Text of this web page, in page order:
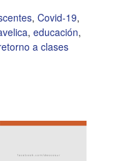
, Covid-19,
, educación,
a clases